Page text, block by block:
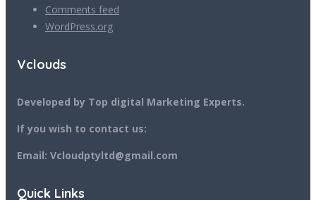
Comments feed
WordPress.org
Vclouds
Developed by Top digital Marketing Experts.
If you wish to contact us:
Email: Vcloudptyltd@gmail.com
Quick Links